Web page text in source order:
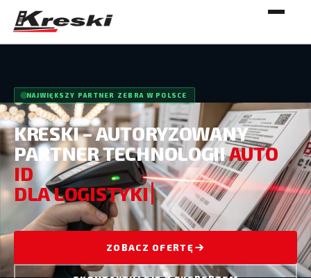
NAJWIĘKSZY PARTNER ZEBRA W POLSCE
KRESKI – AUTORYZOWANY
PARTNER TECHNOLOGIIAUTO
ID
DLA LOGISTY
ZOBACZ OFERTĘ